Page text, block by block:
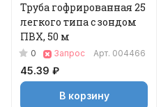
Труба гофрированная 25
легкого типа с зондом
ПВХ, 50 м
0 Запрос Арт. 004466
45.39 ₽
В корзину